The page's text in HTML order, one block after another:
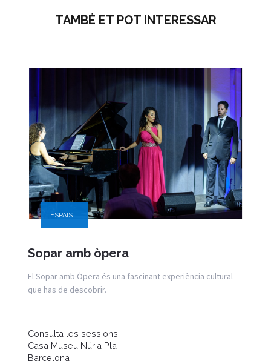
TAMBÉ ET POT INTERESSAR
ESPAIS
Sopar amb òpera
El Sopar amb Òpera és una fascinant experiència cultural
que has de descobrir.
Consulta les sessions
Casa Museu Núria Pla
Barcelona